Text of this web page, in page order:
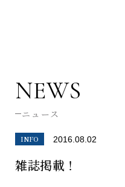
NEWS
ニュース
INFO 2016.08.02
雑誌掲載！